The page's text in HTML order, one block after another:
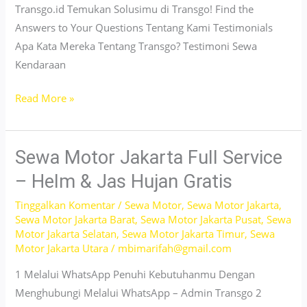
Transgo.id Temukan Solusimu di Transgo! Find the
Answers to Your Questions Tentang Kami Testimonials
Apa Kata Mereka Tentang Transgo? Testimoni Sewa
Kendaraan
Sewa
Jakarta
Murah
Terpercaya
–
Tanpa
Ribet,
Pakai
Read More »
Sewa Motor Jakarta Full Service
– Helm & Jas Hujan Gratis
Tinggalkan Komentar /Sewa Motor,Sewa Motor Jakarta,
Sewa Motor Jakarta Barat,Sewa Motor Jakarta Pusat,Sewa
Motor Jakarta Selatan,Sewa Motor Jakarta Timur,Sewa
Motor Jakarta Utara / mbimarifah@gmail.com
1 Melalui WhatsApp Penuhi Kebutuhanmu Dengan
Menghubungi Melalui WhatsApp – Admin Transgo 2